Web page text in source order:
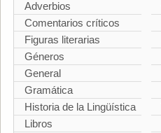
Adverbios
Comentarios críticos
Figuras literarias
Géneros
General
Gramática
Historia de la Lingüística
Libros